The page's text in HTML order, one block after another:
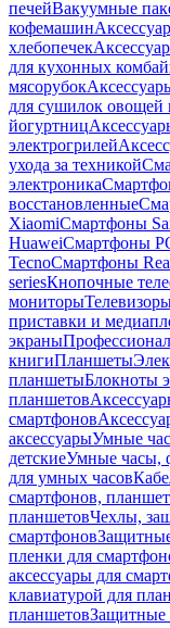
печейВакуумные
кофемашин
хлебопечек
для кухонных
мясорубок
для сушилок овощей
йогуртниц
электрогрилей
ухода за техникой
электроника
восстановленные
XiaomiСмартфоны
HuaweiСмартфоны
TecnoСмартфоны
seriesКнопочные
мониторы
приставки и
экраны
книгиПланшеты
планшетыБлокноты
планшетов
смартфонов
аксессуарыУмные
детскиеУмные часы,
для умных часов
смартфонов,
планшетовЧехлы,
смартфонов
пленки для
аксессуары для
клавиатурой для
планшетовЗащитные